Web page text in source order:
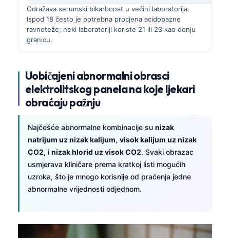
Odražava serumski bikarbonat u većini laboratorija.
Ispod 18 često je potrebna procjena acidobazne
ravnoteže; neki laboratoriji koriste 21 ili 23 kao donju
granicu.
Uobičajeni abnormalni obrasci
elektrolitskog panela na koje ljekari
obraćaju pažnju
Najčešće abnormalne kombinacije su nizak
natrijum uz nizak kalijum, visok kalijum uz nizak
CO2, i nizak hlorid uz visok CO2. Svaki obrazac
usmjerava kliničare prema kratkoj listi mogućih
uzroka, što je mnogo korisnije od praćenja jedne
abnormalne vrijednosti odjednom.